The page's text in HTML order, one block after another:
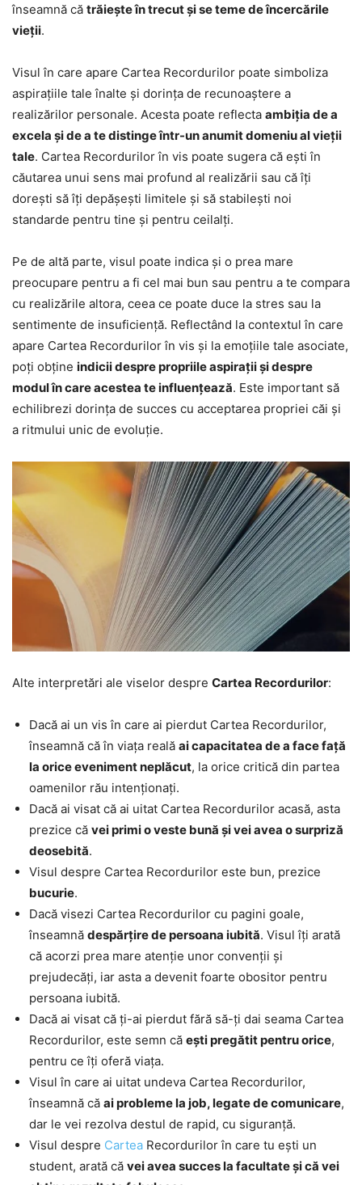
înseamnă că trăiește în trecut și se teme de încercările
vieții.
Visul în care apare Cartea Recordurilor poate simboliza
aspirațiile tale înalte și dorința de recunoaștere a
realizărilor personale. Acesta poate reflecta ambiția de a
excela și de a te distinge într-un anumit domeniu al vieții
tale. Cartea Recordurilor în vis poate sugera că ești în
căutarea unui sens mai profund al realizării sau că îți
dorești să îți depășești limitele și să stabilești noi
standarde pentru tine și pentru ceilalți.
Pe de altă parte, visul poate indica și o prea mare
preocupare pentru a fi cel mai bun sau pentru a te compara
cu realizările altora, ceea ce poate duce la stres sau la
sentimente de insuficiență. Reflectând la contextul în care
apare Cartea Recordurilor în vis și la emoțiile tale asociate,
poți obține indicii despre propriile aspirații și despre
modul în care acestea te influențează. Este important să
echilibrezi dorința de succes cu acceptarea propriei căi și
a ritmului unic de evoluție.
Alte interpretări ale viselor despre Cartea Recordurilor:
Dacă ai un vis în care ai pierdut Cartea Recordurilor,
înseamnă că în viața reală ai capacitatea de a face față
la orice eveniment neplăcut, la orice critică din partea
oamenilor rău intenționați.
Dacă ai visat că ai uitat Cartea Recordurilor acasă, asta
prezice că vei primi o veste bună și vei avea o surpriză
deosebită.
Visul despre Cartea Recordurilor este bun, prezice
bucurie.
Dacă visezi Cartea Recordurilor cu pagini goale,
înseamnă despărțire de persoana iubită. Visul îți arată
că acorzi prea mare atenție unor convenții și
prejudecăți, iar asta a devenit foarte obositor pentru
persoana iubită.
Dacă ai visat că ți-ai pierdut fără să-ți dai seama Cartea
Recordurilor, este semn că ești pregătit pentru orice,
pentru ce îți oferă viața.
Visul în care ai uitat undeva Cartea Recordurilor,
înseamnă că ai probleme la job, legate de comunicare,
dar le vei rezolva destul de rapid, cu siguranță.
Visul despre Cartea Recordurilor în care tu ești un
student, arată că vei avea succes la facultate și că vei